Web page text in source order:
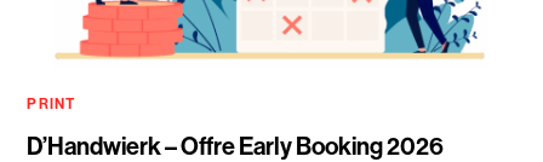
PRINT
D’Handwierk – Offre Early Booking 2026